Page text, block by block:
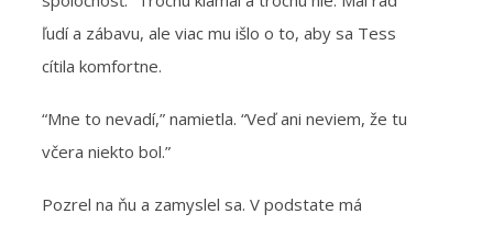
ľudí a zábavu, ale viac mu išlo o to, aby sa Tess
cítila komfortne.
“Mne to nevadí,” namietla. “Veď ani neviem, že tu
včera niekto bol.”
Pozrel na ňu a zamyslel sa. V podstate má